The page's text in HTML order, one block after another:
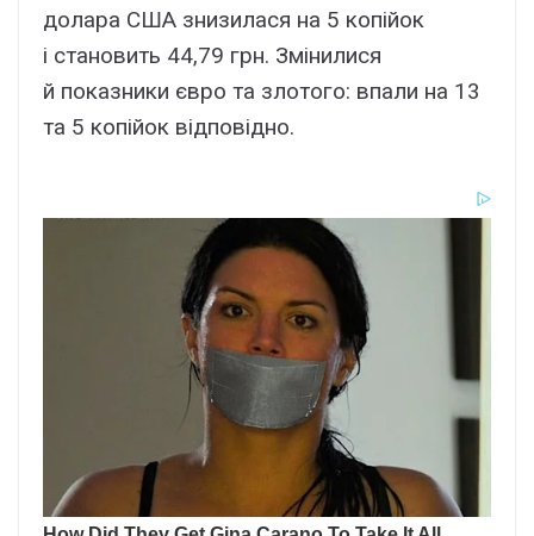
долара США знизилася на 5 копійок
і становить 44,79 грн. Змінилися
й показники євро та злотого: впали на 13
та 5 копійок відповідно.